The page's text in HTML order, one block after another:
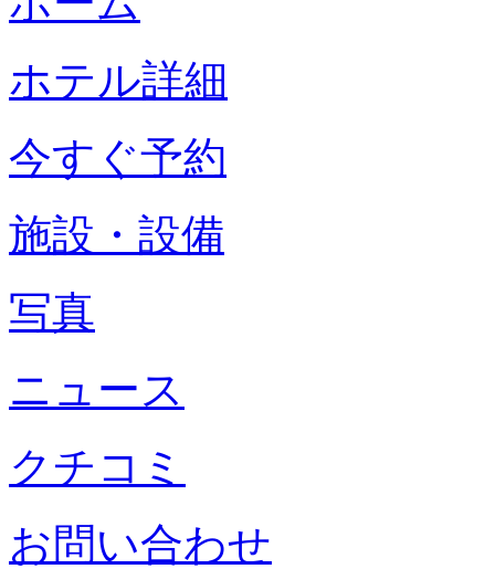
ホテル詳細
今すぐ予約
施設・設備
写真
ニュース
クチコミ
お問い合わせ